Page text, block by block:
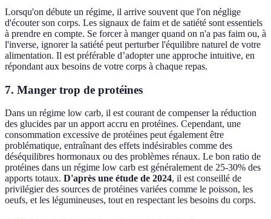
Lorsqu'on débute un régime, il arrive souvent que l'on néglige
d'écouter son corps. Les signaux de faim et de satiété sont essentiels
à prendre en compte. Se forcer à manger quand on n'a pas faim ou, à
l'inverse, ignorer la satiété peut perturber l'équilibre naturel de votre
alimentation. Il est préférable d’adopter une approche intuitive, en
répondant aux besoins de votre corps à chaque repas.
7. Manger trop de protéines
Dans un régime low carb, il est courant de compenser la réduction
des glucides par un apport accru en protéines. Cependant, une
consommation excessive de protéines peut également être
problématique, entraînant des effets indésirables comme des
déséquilibres hormonaux ou des problèmes rénaux. Le bon ratio de
protéines dans un régime low carb est généralement de 25-30% des
apports totaux. D'après une étude de 2024, il est conseillé de
privilégier des sources de protéines variées comme le poisson, les
oeufs, et les légumineuses, tout en respectant les besoins du corps.